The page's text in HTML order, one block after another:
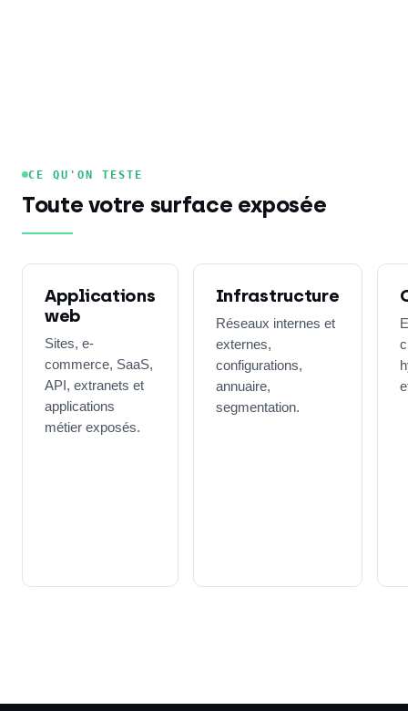
CE QU'ON TESTE
Toute votre surface exposée
Applications
web
Sites, e-
commerce, SaaS,
API, extranets et
applications
métier exposés.
Infrastructure
Réseaux internes et
externes,
configurations,
annuaire,
segmentation.